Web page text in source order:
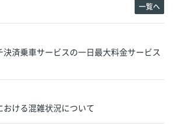
一覧へ
決済乗車サービスの一日最大料金サービス
ける混雑状況について